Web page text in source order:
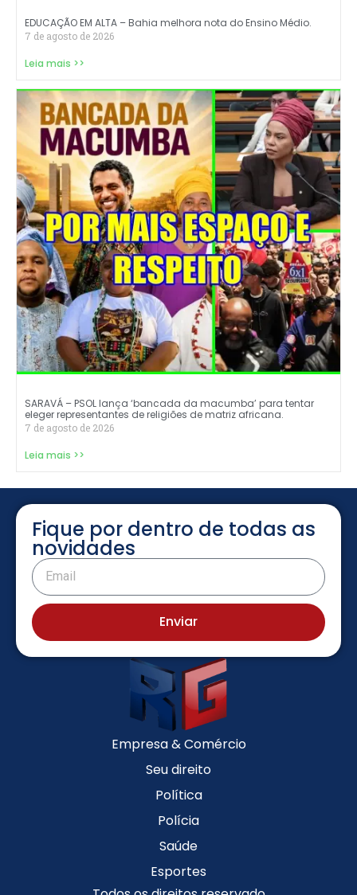
EDUCAÇÃO EM ALTA – Bahia melhora nota do Ensino Médio.
7 de agosto de 2026
Leia mais >>
SARAVÁ – PSOL lança ‘bancada da macumba’ para tentar
eleger representantes de religiões de matriz africana.
7 de agosto de 2026
Leia mais >>
Fique por dentro de todas as
novidades
Enviar
Empresa & Comércio
Seu direito
Política
Polícia
Saúde
Esportes